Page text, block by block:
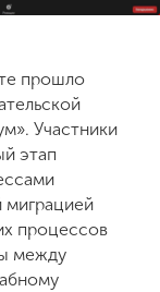
прошло
Участники
этап
миграцией
процессов
между